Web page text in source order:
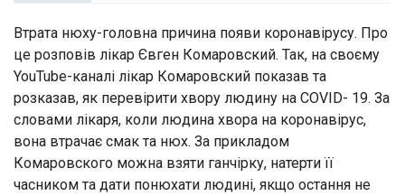
Втрата нюху-головна причина появи коронавірусу. Про
це розповів лікар Євген Комаровский. Так, на своєму
YouTube-каналі лікар Комаровский показав та
розказав, як перевірити хвору людину на COVID- 19. За
словами лікаря, коли людина хвора на коронавірус,
вона втрачає смак та нюх. За прикладом
Комаровского можна взяти ганчірку, натерти її
часником та дати понюхати людині, якщо остання не